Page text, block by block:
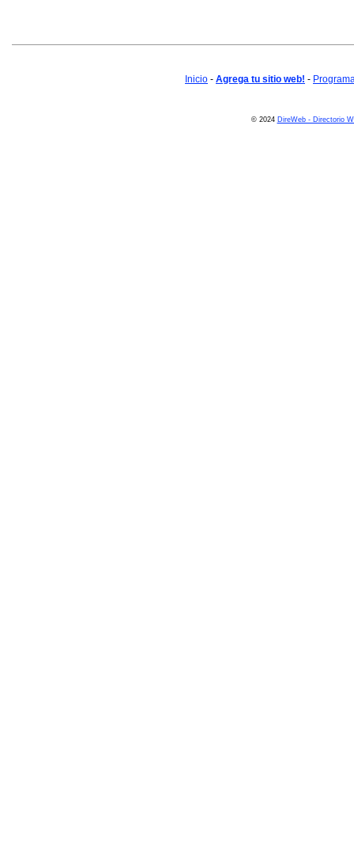
Inicio - Agrega tu sitio web! -
© 2024 DireWeb - Directorio